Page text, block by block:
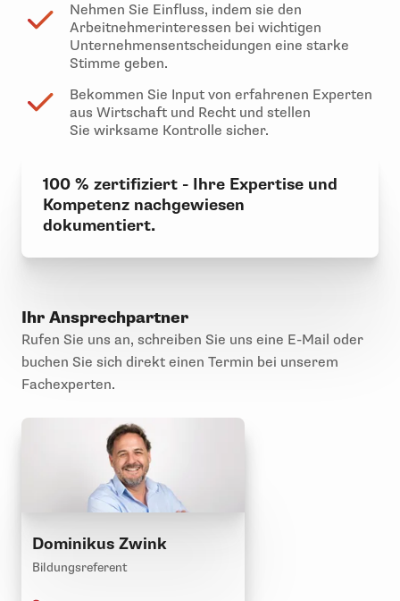
Nehmen Sie Einfluss, indem sie den
Arbeitnehmerinteressen bei wichtigen
Unternehmensentscheidungen eine starke
Stimme geben.
Bekommen Sie Input von erfahrenen Experten
aus Wirtschaft und Recht und stellen
Sie wirksame Kontrolle sicher.
100 % zertifiziert - Ihre Expertise und
Kompetenz nachgewiesen
dokumentiert.
Ihr Ansprechpartner
Rufen Sie uns an, schreiben Sie uns eine E-Mail oder
buchen Sie sich direkt einen Termin bei unserem
Fachexperten.
Dominikus Zwink
Bildungsreferent